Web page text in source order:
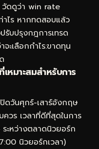
ดดูว่า win rate
ไร หากทดสอบแล้ว
บปรุงกฎการเทรด
ะเลือกกำไร:ขาดทุน
หมาะสมสำหรับการ
วันศุกร์-เสาร์อังกฤษ
ควร เวลาที่ดีที่สุดในการ
ะหว่างตลาดนิวยอร์ก
นิวยอร์กเวลา)